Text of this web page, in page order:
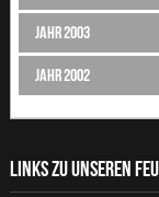
Jahr 2003
Jahr 2002
LINKS ZU UNSEREN